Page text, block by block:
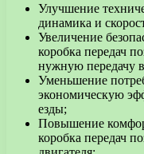
Улучшение
динамика и
Увеличение
коробка передач
нужную передачу
Уменьшение
экономическую
езды;
Повышение
коробка передач